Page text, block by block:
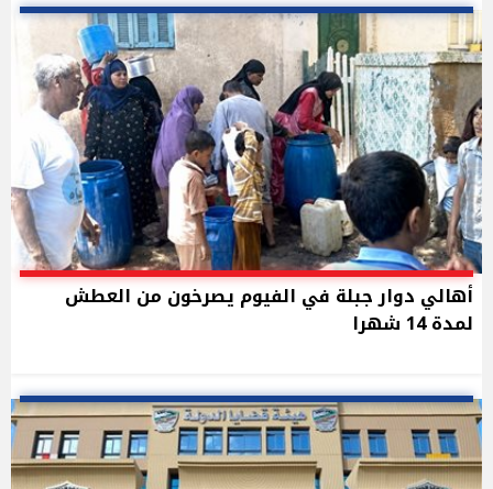
أهالي دوار جبلة في الفيوم يصرخون من العطش
لمدة 14 شهرا